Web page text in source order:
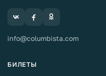
info@columbista.com
БИЛЕТЫ